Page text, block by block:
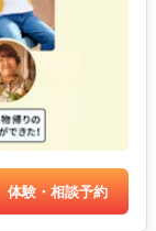
体験・相談予約